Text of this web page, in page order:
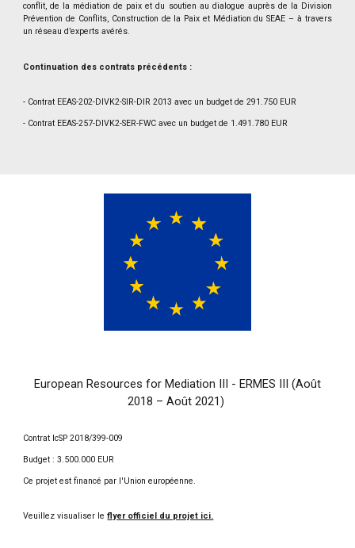
conflit, de la médiation de paix et du soutien au dialogue auprès de la Division
Prévention de Conflits, Construction de la Paix et Médiation du SEAE – à travers
un réseau d’experts avérés.
Continuation des contrats précédents :
- Contrat EEAS-202-DIVK2-SIR-DlR 2013 avec un budget de 291.750 EUR
- Contrat EEAS-257-DIVK2-SER-FWC avec un budget de 1.491.780 EUR
European Resources for Mediation III - ERMES III (Août
2018 – Août 2021)
Contrat IcSP 2018/399-009
Budget : 3.500.000 EUR
Ce projet est financé par l'Union européenne.
Veuillez visualiser le flyer officiel du projet ici.